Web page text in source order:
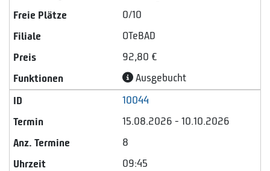
0/10
OTeBAD
92,80 €
Ausgebucht
10044
15.08.2026 - 10.10.2026
8
09:45